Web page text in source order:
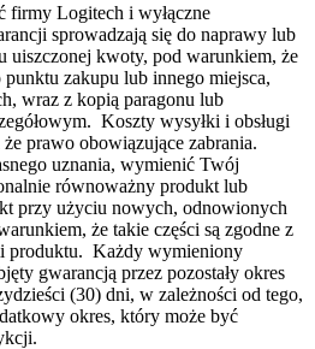
firmy Logitech i wyłączne
sprowadzają się do naprawy lub
uiszczonej kwoty, pod warunkiem, że
zakupu lub innego miejsca,
wraz z kopią paragonu lub
Koszty wysyłki i obsługi
prawo obowiązujące zabrania.
uznania, wymienić Twój
równoważny produkt lub
przy użyciu nowych, odnowionych
że takie części są zgodne z
produktu. Każdy wymieniony
gwarancją przez pozostały okres
(30) dni, w zależności od tego,
okres, który może być